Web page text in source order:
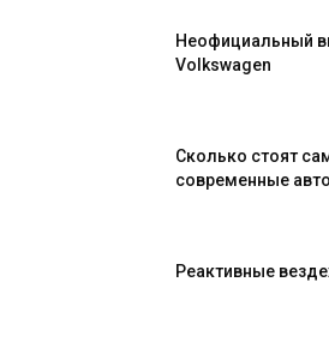
Неофициальный
Volkswagen
Сколько стоят
современные
Реактивные